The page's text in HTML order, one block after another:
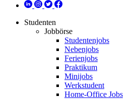
Studenten
Jobbörse
Studentenjobs
Nebenjobs
Ferienjobs
Praktikum
Minijobs
Werkstudent
Home-Office Jobs